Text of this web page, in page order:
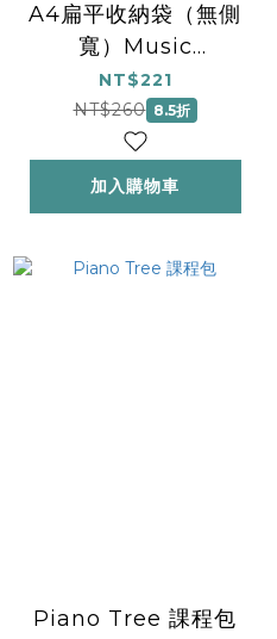
A4扁平收納袋（無側
寬）Music
landscape
NT$221
NT$260 8.5折
加入購物車
Piano Tree 課程包